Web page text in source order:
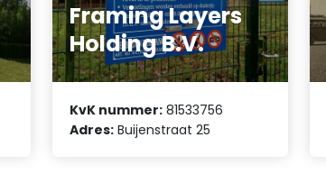
Framing Layers
Holding B.V.
KvK nummer: 81533756
Adres: Buijenstraat 25